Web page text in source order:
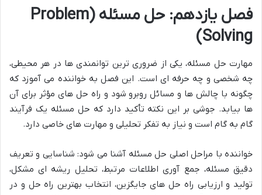
فصل یازدهم: حل مسئله (Problem
Solving)
مهارت حل مسئله، یکی از ضروری ترین توانمندی ها در هر محیطی،
چه شخصی و چه حرفه ای است. این فصل به خواننده می آموزد که
چگونه با چالش ها و مسائل روبرو شود و راه حل های مؤثر برای آن
ها بیابد. جوشی بر این نکته تأکید دارد که حل مسئله یک فرآیند
گام به گام است و نیاز به تفکر تحلیلی و مهارت های خاصی دارد.
خواننده با مراحل اصلی حل مسئله آشنا می شود: شناسایی و تعریف
دقیق مسئله، جمع آوری اطلاعات مرتبط، تحلیل ریشه ای مشکل،
تولید و ارزیابی راه حل های جایگزین، انتخاب بهترین راه حل و در